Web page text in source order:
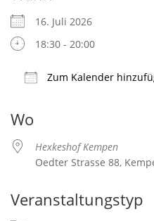
16. Juli 2026
18:30 - 20:00
Zum Kalender
Wo
Hexkeshof Kempen
Oedter Strasse 88,
Veranstaltungstyp